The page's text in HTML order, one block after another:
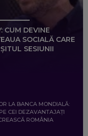
CUM DEVINE
SOCIALĂ CARE
SESIUNII
LA BANCA MONDIALĂ:
CEI DEZAVANTAJAȚI
ROMÂNIA